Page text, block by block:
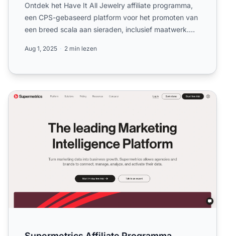
Ontdek het Have It All Jewelry affiliate programma,
een CPS-gebaseerd platform voor het promoten van
een breed scala aan sieraden, inclusief maatwerk.
Aug 1, 2025 2 min lezen
Supermetrics Affiliate Programma